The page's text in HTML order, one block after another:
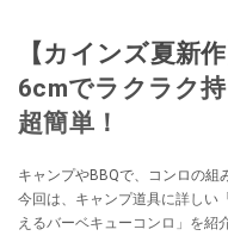
【カインズ夏新
6cmでラクラク
超簡単！
キャンプやBBQで、コンロの組
今回は、キャンプ道具に詳しい
えるバーベキューコンロ」を紹